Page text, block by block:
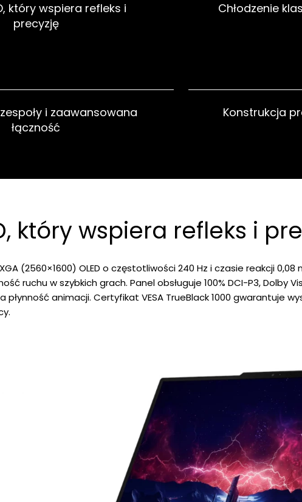
który wspiera refleks i
precyzję
Chłodzenie
i zaawansowana
łączność
Konstrukcja
który wspiera refleks i
(2560×1600) OLED o częstotliwości 240 Hz i czasie reakcji
ruchu w szybkich grach. Panel obsługuje 100% DCI-P3, Dolby
płynność animacji. Certyfikat VESA TrueBlack 1000 gwarantuje